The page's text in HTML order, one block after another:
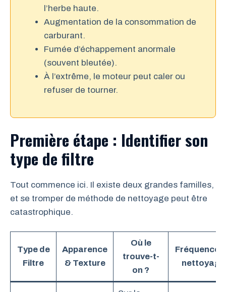
l’herbe haute.
Augmentation de la consommation de
carburant.
Fumée d’échappement anormale
(souvent bleutée).
À l’extrême, le moteur peut caler ou
refuser de tourner.
Première étape : Identifier son
type de filtre
Tout commence ici. Il existe deux grandes familles,
et se tromper de méthode de nettoyage peut être
catastrophique.
Type de
Filtre
Apparence
& Texture
Où le
trouve-t-
on ?
Fréquence
nettoyage